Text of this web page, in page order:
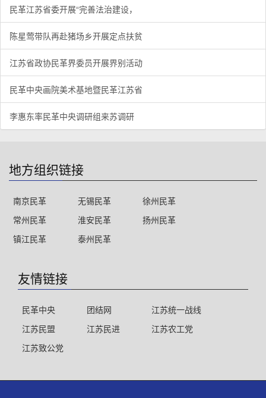
民革江苏省委开展“完善法治建设，
陈星莺带队再赴猪场乡开展定点扶贫
江苏省政协民革界委员开展界别活动
民革中央画院美术基地暨民革江苏省
李惠东率民革中央调研组来苏调研
地方组织链接
南京民革 无锡民革
徐州民革
常州民革
淮安民革
扬州民革
镇江民革
泰州民革
友情链接
民革中央 团结网
江苏统一战线
江苏民盟
江苏民进
江苏农工党
江苏致公党